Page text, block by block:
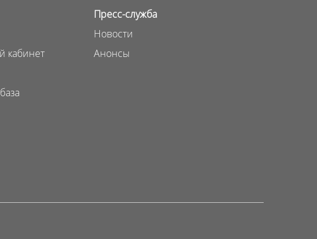
кабинет
Пресс-служба
Новости
Анонсы